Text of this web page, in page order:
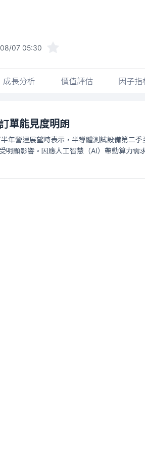
07 05:30
成長分析 價值評估 因子指
單能見度明朗
年營運展望時表示，半導體測試設備第二
明顯影響。因應人工智慧（AI）帶動算力